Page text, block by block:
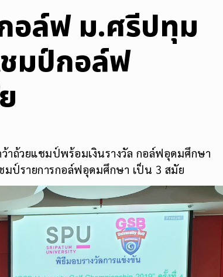
อล์ฟ ม.ศรีปทุม
ชมป์กอล์ฟ
าถ้วยแชมป์พร้อมเงินรางวัล กอล์ฟอุดมศึกษา
ป์รายการกอล์ฟอุดมศึกษา เป็น 3 สมัย